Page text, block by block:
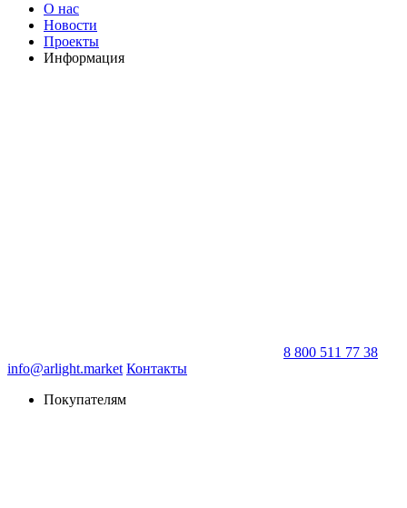
О нас
Новости
Проекты
Информация
8 800 511 77 38
info@arlight.market Контакты
Покупателям